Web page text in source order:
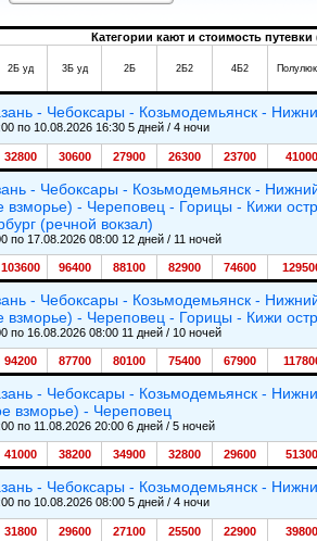
Категории кают и стоимость
2Б уд 3Б уд 2Б 2Б2 4Б2
- Чебоксары - Козьмодемьянск -
по 10.08.2026 16:30 5 дней / 4 ночи
32800 30600 27900 26300 23700 41000
- Чебоксары - Козьмодемьянск -
взморье) - Череповец - Горицы - Кижи
(речной вокзал)
по 17.08.2026 08:00 12 дней / 11 ночей
103600 96400 88100 82900 74600
- Чебоксары - Козьмодемьянск -
взморье) - Череповец - Горицы - Кижи
по 16.08.2026 08:00 11 дней / 10 ночей
94200 87700 80100 75400 67900
- Чебоксары - Козьмодемьянск -
взморье) - Череповец
по 11.08.2026 20:00 6 дней / 5 ночей
41000 38200 34900 32800 29600 51300
- Чебоксары - Козьмодемьянск -
по 10.08.2026 08:00 5 дней / 4 ночи
31800 29600 27100 25500 22900 39800